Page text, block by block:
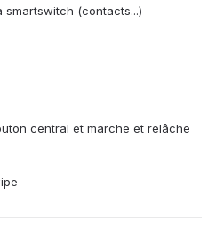
smartswitch (contacts...)
central et marche et relâche